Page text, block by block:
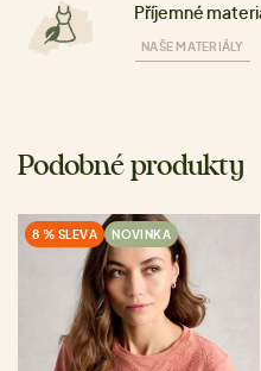
Příjemné
NAŠE MATERIÁLY
Podobné produkty
8 % SLEVA NOVINKA